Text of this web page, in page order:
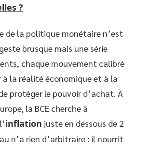
?
de la politique monétaire n’est
brusque mais une série
chaque mouvement calibré
à la réalité économique et à la
protéger le pouvoir d’achat. À
la BCE cherche à
inflation juste en dessous de 2
n’a rien d’arbitraire : il nourrit